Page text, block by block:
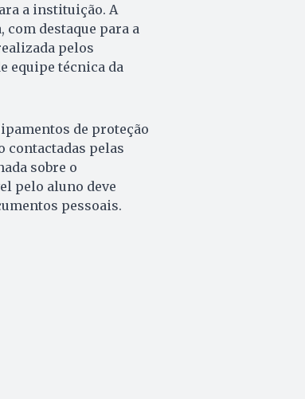
a instituição. A
destaque para a
pelos
equipe técnica da
de proteção
pelas
sobre o
pelo aluno deve
pessoais.